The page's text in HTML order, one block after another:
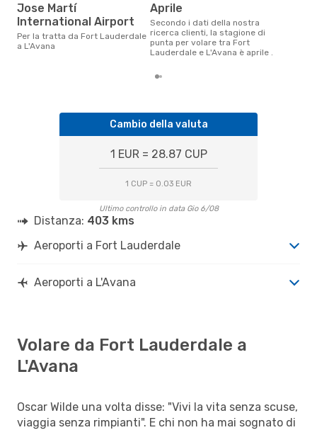
Jose Martí
International Airport
Per la tratta da Fort Lauderdale
a L'Avana
aprile
Secondo i dati della nostra
ricerca clienti, la stagione di
punta per volare tra Fort
Lauderdale e L'Avana è aprile .
Cambio della valuta
1 EUR = 28.87 CUP
1 CUP = 0.03 EUR
Ultimo controllo in data Gio 6/08
Distanza: 403 kms
Aeroporti a Fort Lauderdale
Aeroporti a L'Avana
Volare da Fort Lauderdale a
L'Avana
Oscar Wilde una volta disse: "Vivi la vita senza scuse,
viaggia senza rimpianti". E chi non ha mai sognato di